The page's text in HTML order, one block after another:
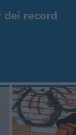
dei record